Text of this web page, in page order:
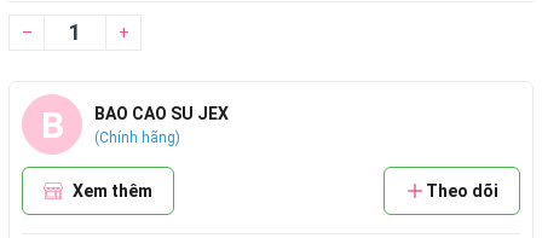
– +
B BAO CAO SU JEX
(Chính hãng)
Xem thêm Theo dõi